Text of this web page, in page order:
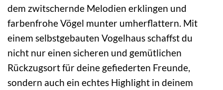
dem zwitschernde Melodien erklingen und
farbenfrohe Vögel munter umherflattern. Mit
einem selbstgebauten Vogelhaus schaffst du
nicht nur einen sicheren und gemütlichen
Rückzugsort für deine gefiederten Freunde,
sondern auch ein echtes Highlight in deinem